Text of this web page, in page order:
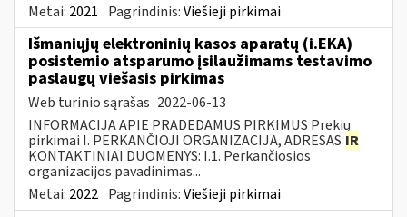
Metai: 2021 Pagrindinis:Viešieji pirkimai
Išmaniųjų elektroninių kasos aparatų (i.EKA)
posistemio atsparumo įsilaužimams testavimo
paslaugų viešasis pirkimas
Web turinio sąrašas 2022-06-13
INFORMACIJA APIE PRADEDAMUS PIRKIMUS Prekių
pirkimai I. PERKANČIOJI ORGANIZACIJA, ADRESAS IR
KONTAKTINIAI DUOMENYS: I.1. Perkančiosios
organizacijos pavadinimas...
Metai: 2022 Pagrindinis:Viešieji pirkimai